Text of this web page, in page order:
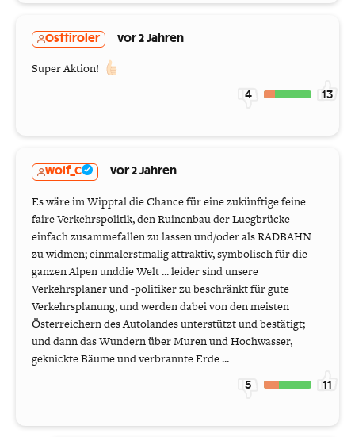
Osttiroler vor 2 Jahren
Super Aktion!
4 13
wolf_C vor 2 Jahren
Es wäre im Wipptal die Chance für eine zukünftige feine
faire Verkehrspolitik, den Ruinenbau der Luegbrücke
einfach zusammefallen zu lassen und/oder als RADBAHN
zu widmen; einmalerstmalig attraktiv, symbolisch für die
ganzen Alpen unddie Welt ... leider sind unsere
Verkehrsplaner und -politiker zu beschränkt für gute
Verkehrsplanung, und werden dabei von den meisten
Österreichern des Autolandes unterstützt und bestätigt;
und dann das Wundern über Muren und Hochwasser,
geknickte Bäume und verbrannte Erde ...
5 11